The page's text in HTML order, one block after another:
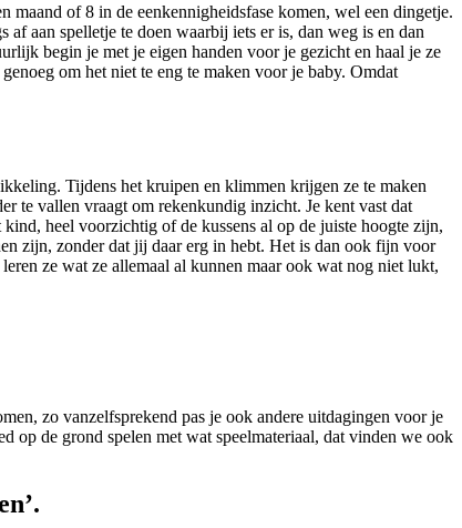
maand of 8 in de eenkennigheidsfase komen, wel een dingetje.
aan spelletje te doen waarbij iets er is, dan weg is en dan
begin je met je eigen handen voor je gezicht en haal je ze
om het niet te eng te maken voor je baby. Omdat
Tijdens het kruipen en klimmen krijgen ze te maken
te vallen vraagt om rekenkundig inzicht. Je kent vast dat
heel voorzichtig of de kussens al op de juiste hoogte zijn,
zijn, zonder dat jij daar erg in hebt. Het is dan ook fijn voor
ze wat ze allemaal al kunnen maar ook wat nog niet lukt,
zo vanzelfsprekend pas je ook andere uitdagingen voor je
op de grond spelen met wat speelmateriaal, dat vinden we ook